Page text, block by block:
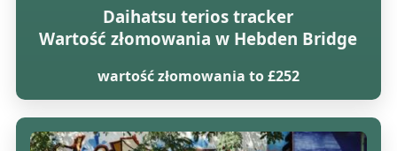
Daihatsu terios tracker
Wartość złomowania w Hebden Bridge
wartość złomowania to £252